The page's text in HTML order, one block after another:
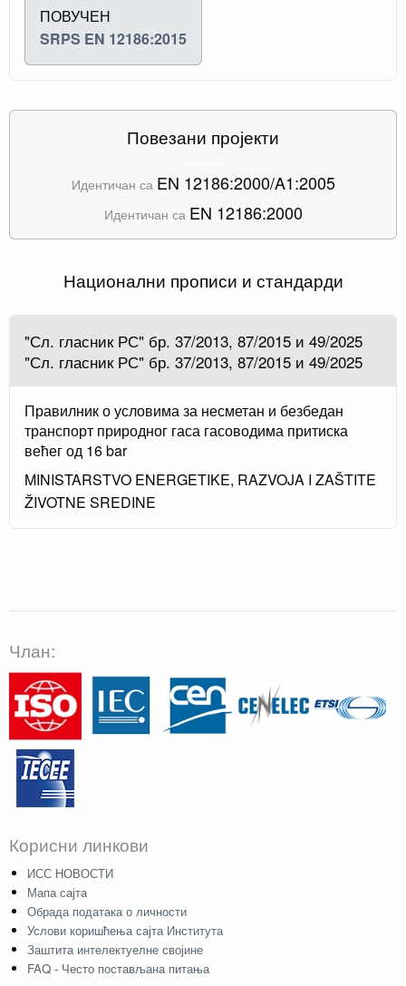
ПОВУЧЕН
SRPS EN 12186:2015
Повезани пројекти
Идентичан са EN 12186:2000/A1:2005
Идентичан са EN 12186:2000
Национални прописи и стандарди
"Сл. гласник РС" бр. 37/2013, 87/2015 и 49/2025
"Сл. гласник РС" бр. 37/2013, 87/2015 и 49/2025
Правилник о условима за несметан и безбедан
транспорт природног гаса гасоводима притиска
већег од 16 bar
MINISTARSTVO ENERGETIKE, RAZVOJA I ZAŠTITE
ŽIVOTNE SREDINE
Члан:
Корисни линкови
ИСС НОВОСТИ
Мапа сајта
Обрада података о личности
Услови коришћења сајта Института
Заштита интелектуелне својине
FAQ - Често постављана питања